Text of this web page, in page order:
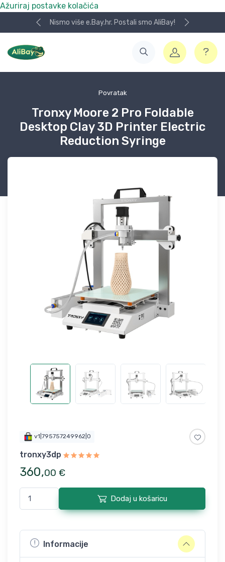
Ažuriraj postavke kolačića
Nismo više e.Bay.hr. Postali smo AliBay!
Povratak
Tronxy Moore 2 Pro Foldable
Desktop Clay 3D Printer Electric
Reduction Syringe
v1|795757249962|0
tronxy3dp
360,00 €
Dodaj u košaricu
Informacije